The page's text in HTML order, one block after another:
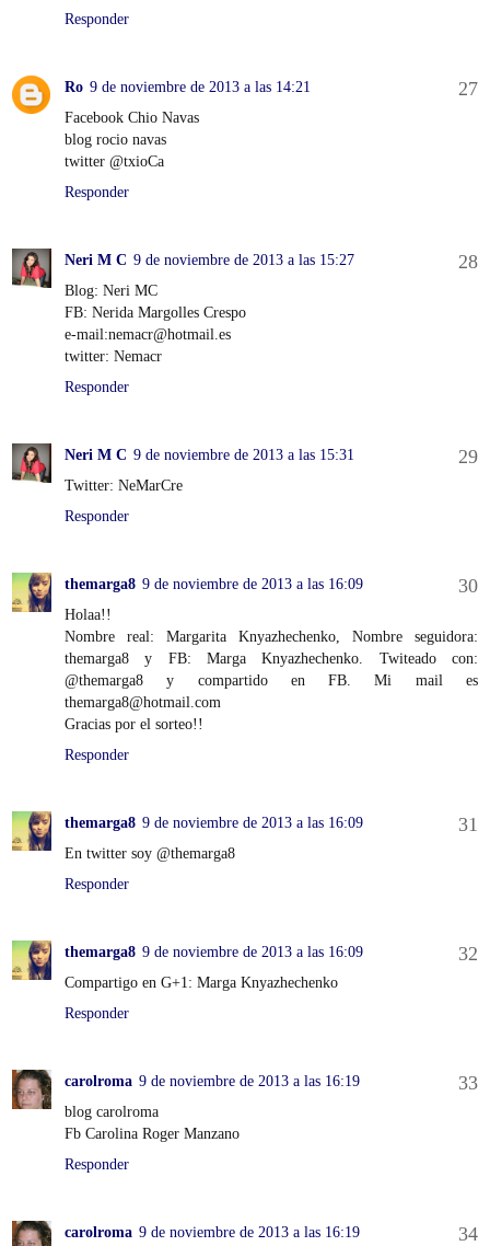
Responder
Ro 9 de noviembre de 2013 a las 14:21
Facebook Chio Navas
blog rocio navas
twitter @txioCa
Responder
Neri M C 9 de noviembre de 2013 a las 15:27
Blog: Neri MC
FB: Nerida Margolles Crespo
e-mail:nemacr@hotmail.es
twitter: Nemacr
Responder
Neri M C 9 de noviembre de 2013 a las 15:31
Twitter: NeMarCre
Responder
themarga8 9 de noviembre de 2013 a las 16:09
Holaa!!
Nombre real: Margarita Knyazhechenko, Nombre seguidora:
themarga8 y FB: Marga Knyazhechenko. Twiteado con:
@themarga8 y compartido en FB. Mi mail es
themarga8@hotmail.com
Gracias por el sorteo!!
Responder
themarga8 9 de noviembre de 2013 a las 16:09
En twitter soy @themarga8
Responder
themarga8 9 de noviembre de 2013 a las 16:09
Compartigo en G+1: Marga Knyazhechenko
Responder
carolroma 9 de noviembre de 2013 a las 16:19
blog carolroma
Fb Carolina Roger Manzano
Responder
carolroma 9 de noviembre de 2013 a las 16:19